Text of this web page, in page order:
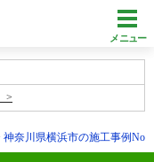
メニュー
神奈川県横浜市の施工事例